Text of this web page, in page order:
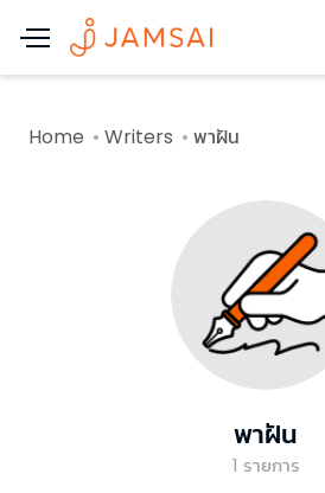
Home Writers พาฝัน
พาฝัน
1 รายการ